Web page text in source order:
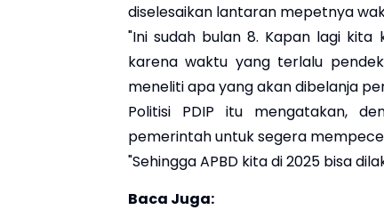
diselesaikan lantaran mepetnya
"Ini sudah bulan 8. Kapan lagi
karena waktu yang terlalu
meneliti apa yang akan dibelanja
Politisi PDIP itu mengatakan,
pemerintah untuk segera
"Sehingga APBD kita di 2025 bisa
Baca Juga: